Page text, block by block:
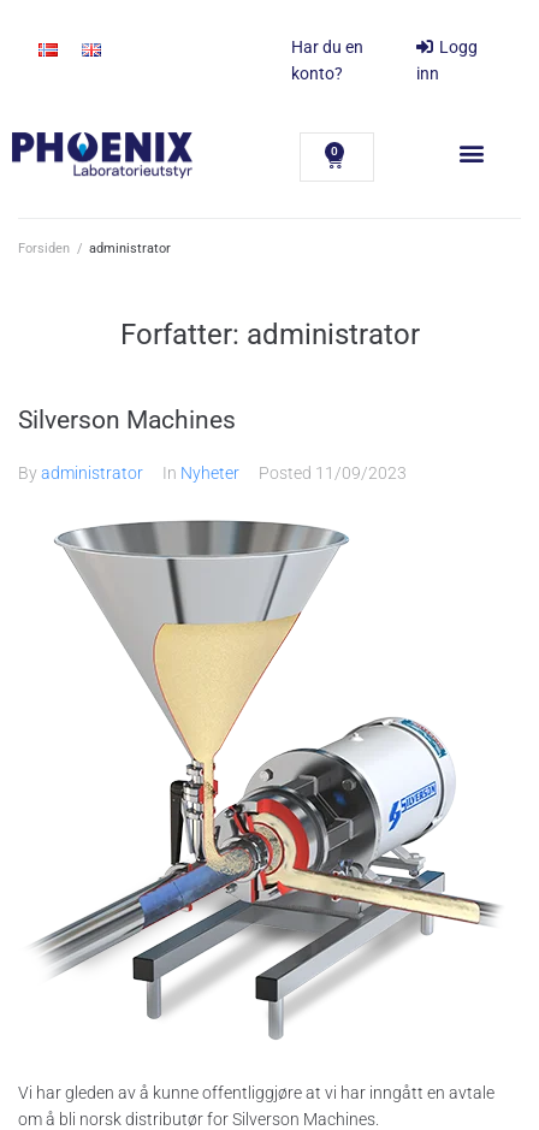
Har du en
konto?
Logg
inn
0
Forsiden / administrator
Forfatter: administrator
Silverson Machines
Byadministrator In Nyheter Posted 11/09/2023
Vi har gleden av å kunne offentliggjøre at vi har inngått en avtale
om å bli norsk distributør for Silverson Machines.